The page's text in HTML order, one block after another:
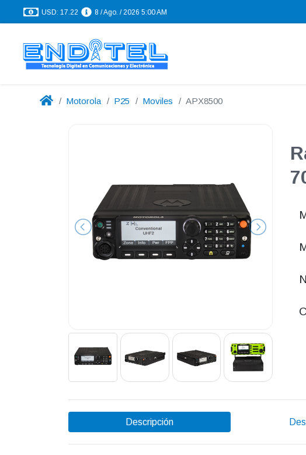
USD: 17.22 8 / Ago. / 2026 5:00 AM
Motorola P25 Moviles APX8500
Descripción